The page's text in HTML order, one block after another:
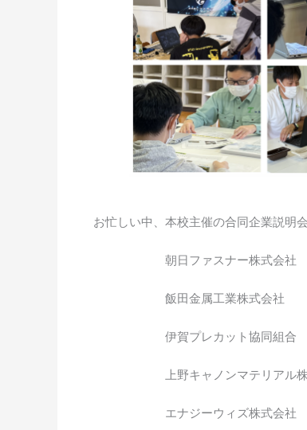
お忙しい中、本校主催の合同企業説明
朝日ファスナー株式会
飯田金属工業株式会社
伊賀プレカット協同組合
上野キャノンマテリアル
エナジーウィズ株式会